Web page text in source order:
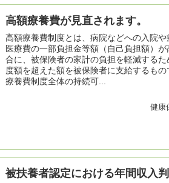
高額療養費が見直されます。
高額療養費制度とは、病院などへの入院や
医療費の一部負担金等額（自己負担額）
合に、被保険者の家計の負担を軽減するた
度額を超えた額を被保険者に支給するも
療養費制度全体の持続可...
健康
被扶養者認定における年間収入